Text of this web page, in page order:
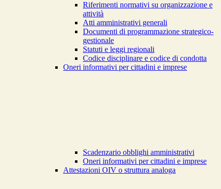
Riferimenti normativi su organizzazione e
attività
Atti amministrativi generali
Documenti di programmazione strategico-
gestionale
Statuti e leggi regionali
Codice disciplinare e codice di condotta
Oneri informativi per cittadini e imprese
Scadenzario obblighi amministrativi
Oneri informativi per cittadini e imprese
Attestazioni OIV o struttura analoga